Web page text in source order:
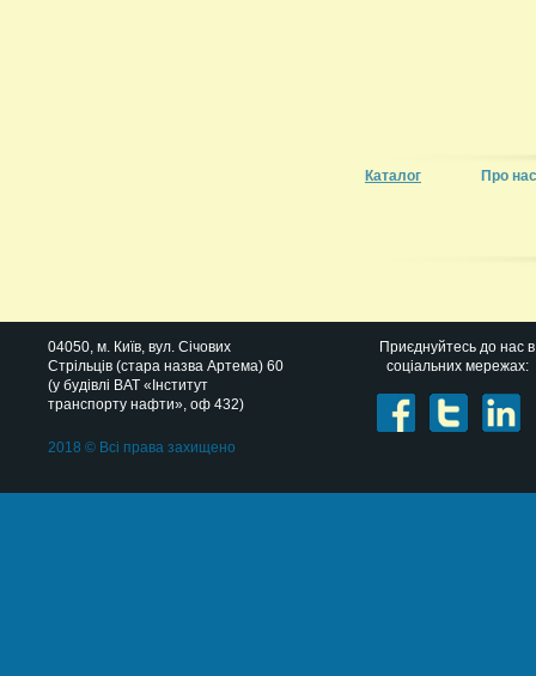
Каталог Про нас
04050, м. Київ, вул. Січових
Стрільців (стара назва Артема) 60
(у будівлі ВАТ «Інститут
транспорту нафти», оф 432)
2018 © Всі права захищено
Приєднуйтесь до нас в
соціальних мережах: